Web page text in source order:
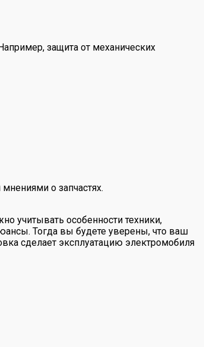
защита от механических
о запчастях.
учитывать особенности техники,
Тогда вы будете уверены, что ваш
сделает эксплуатацию электромобиля